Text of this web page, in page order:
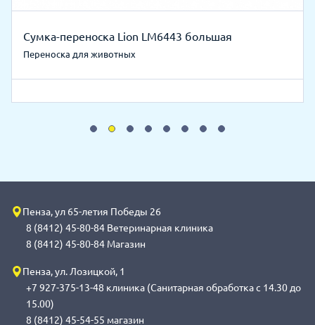
Сумка-переноска Lion LM6443 большая
Переноска для животных
Пенза, ул 65-летия Победы 26
8 (8412) 45-80-84 Ветеринарная клиника
8 (8412) 45-80-84 Магазин
Пенза, ул. Лозицкой, 1
+7 927-375-13-48 клиника (Санитарная обработка с 14.30 до
15.00)
8 (8412) 45-54-55 магазин